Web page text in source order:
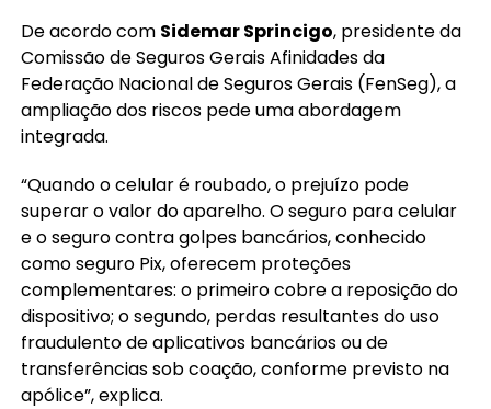
De acordo com Sidemar Sprincigo, presidente da
Comissão de Seguros Gerais Afinidades da
Federação Nacional de Seguros Gerais (FenSeg), a
ampliação dos riscos pede uma abordagem
integrada.
“Quando o celular é roubado, o prejuízo pode
superar o valor do aparelho. O seguro para celular
e o seguro contra golpes bancários, conhecido
como seguro Pix, oferecem proteções
complementares: o primeiro cobre a reposição do
dispositivo; o segundo, perdas resultantes do uso
fraudulento de aplicativos bancários ou de
transferências sob coação, conforme previsto na
apólice”, explica.